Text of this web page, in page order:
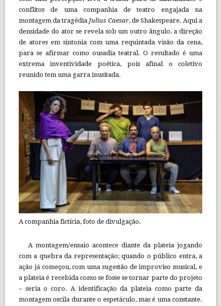
conflitos de uma companhia de teatro engajada na
montagem da tragédia Julius Caesar, de Shakespeare. Aqui a
densidade do ator se revela sob um outro ângulo, a direção
de atores em sintonia com uma requintada visão da cena,
para se afirmar como ousadia teatral. O resultado é uma
extrema inventividade poética, pois afinal o coletivo
reunido tem uma garra inusitada.
A companhia fictícia, foto de divulgação.
A montagem/ensaio acontece diante da plateia jogando
com a quebra da representação; quando o público entra, a
ação já começou, com uma sugestão de improviso musical, e
a plateia é recebida como se fosse se tornar parte do projeto
– seria o coro. A identificação da plateia como parte da
montagem oscila durante o espetáculo, mas é uma constante.